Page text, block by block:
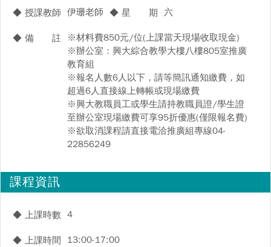
◆ 授課教師 伊珊老師 ◆ 星 期 六
◆ 備 註
※材料費850元/位(上課當天現場收取現金)
※辦公室：興大綜合教學大樓八樓805室推廣
教育組
※報名人數6人以下，請等簡訊通知繳費，如
超過6人直接線上轉帳或現場繳費
※興大教職員工或學生請持教職員證/學生證
至辦公室現場繳費可享95折優惠(僅限報名費)
※欲取消課程請直接電洽推廣組專線04-
22856249
課程資訊
◆ 上課時數 4
◆ 上課時間 13:00-17:00